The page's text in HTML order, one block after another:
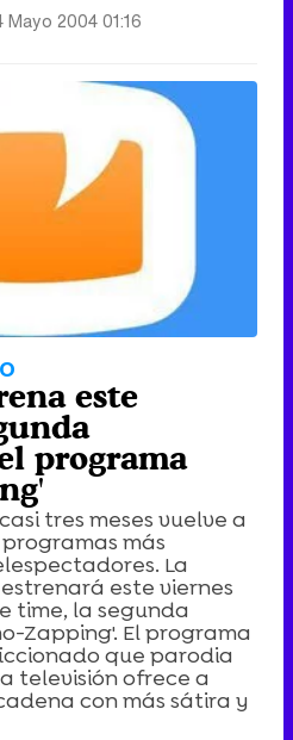
Mayo 2004 01:16
este
programa
tres meses vuelve a
más
La
este viernes
time, la segunda
Zapping'. El programa
que parodia
televisión ofrece a
con más sátira y